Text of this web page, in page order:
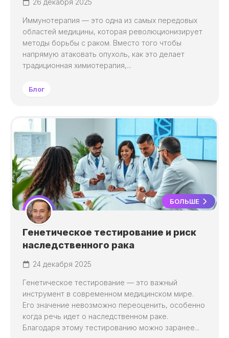
26 декабря 2025
Иммунотерапия — это одна из самых передовых
областей медицины, которая революционизирует
методы борьбы с раком. Вместо того чтобы
напрямую атаковать опухоль, как это делает
традиционная химиотерапия,...
Блог
БОЛЬШЕ
Генетическое тестирование и риск
наследственного рака
24 декабря 2025
Генетическое тестирование — это важный
инструмент в современном медицинском мире.
Его значение невозможно переоценить, особенно
когда речь идет о наследственном раке.
Благодаря этому тестированию можно заранее...